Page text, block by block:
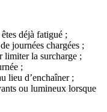
déjà fatigué ;
journées chargées ;
limiter la surcharge ;
;
lieu d’enchaîner ;
ou lumineux lorsque